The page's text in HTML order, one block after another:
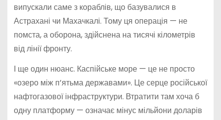
випускали саме з кораблів, що базувалися в
Астрахані чи Махачкалі. Тому ця операція — не
помста, а оборона, здійснена на тисячі кілометрів
від лінії фронту.
І ще один нюанс. Каспійське море — це не просто
«озеро між п’ятьма державами». Це серце російської
нафтогазової інфраструктури. Втратити там хоча б
одну платформу — означає мінус мільйони доларів